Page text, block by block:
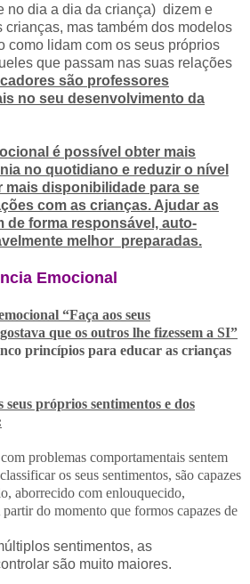
no dia a dia da criança) dizem e
crianças, mas também dos modelos
como lidam com os seus próprios
que passam nas suas relações
são professores
no seu desenvolvimento da
é possível obter mais
no quotidiano e reduzir o nível
mais disponibilidade para se
com as crianças. Ajudar as
de forma responsável, auto-
melhor preparadas.
Emocional
“Faça aos seus
que os outros lhe fizessem a SI”
princípios para educar as crianças
seus próprios sentimentos e dos
problemas comportamentais sentem
os seus sentimentos, são capazes
aborrecido com enlouquecido,
do momento que formos capazes de
sentimentos, as
são muito maiores.